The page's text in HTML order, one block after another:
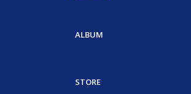
ALBUM
STORE